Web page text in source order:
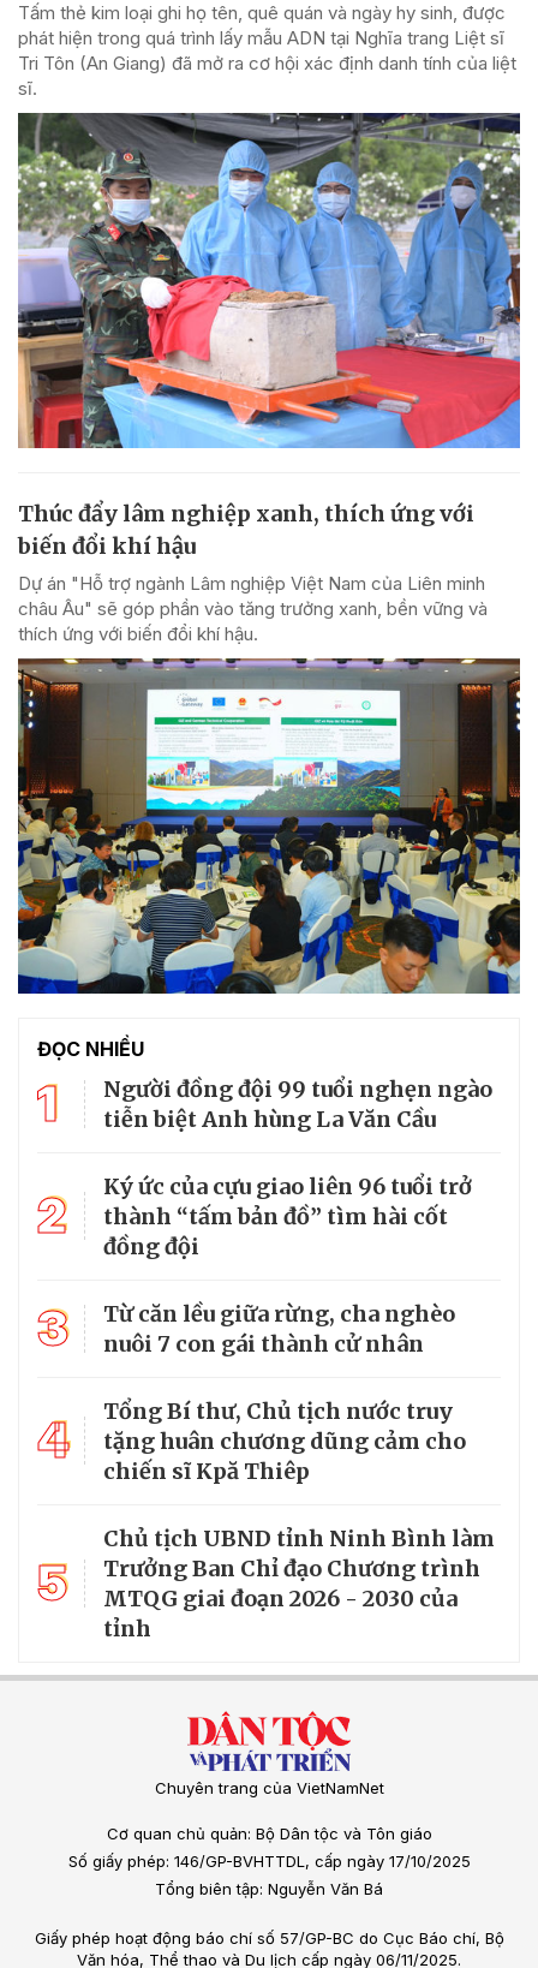
Tấm thẻ kim loại ghi họ tên, quê quán và ngày hy sinh, được
phát hiện trong quá trình lấy mẫu ADN tại Nghĩa trang Liệt sĩ
Tri Tôn (An Giang) đã mở ra cơ hội xác định danh tính của liệt
sĩ.
Thúc đẩy lâm nghiệp xanh, thích ứng với
biến đổi khí hậu
Dự án "Hỗ trợ ngành Lâm nghiệp Việt Nam của Liên minh
châu Âu" sẽ góp phần vào tăng trưởng xanh, bền vững và
thích ứng với biến đổi khí hậu.
ĐỌC NHIỀU
1
Người đồng đội 99 tuổi nghẹn ngào
tiễn biệt Anh hùng La Văn Cầu
2
Ký ức của cựu giao liên 96 tuổi trở
thành “tấm bản đồ” tìm hài cốt
đồng đội
3
Từ căn lều giữa rừng, cha nghèo
nuôi 7 con gái thành cử nhân
4
Tổng Bí thư, Chủ tịch nước truy
tặng huân chương dũng cảm cho
chiến sĩ Kpă Thiêp
5
Chủ tịch UBND tỉnh Ninh Bình làm
Trưởng Ban Chỉ đạo Chương trình
MTQG giai đoạn 2026 - 2030 của
tỉnh
Chuyên trang của VietNamNet
Cơ quan chủ quản: Bộ Dân tộc và Tôn giáo
Số giấy phép: 146/GP-BVHTTDL, cấp ngày 17/10/2025
Tổng biên tập: Nguyễn Văn Bá
Giấy phép hoạt động báo chí số 57/GP-BC do Cục Báo chí, Bộ
Văn hóa, Thể thao và Du lịch cấp ngày 06/11/2025.